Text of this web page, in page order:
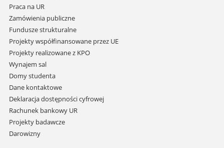
Praca na UR
Zamówienia publiczne
Fundusze strukturalne
Projekty współfinansowane przez UE
Projekty realizowane z KPO
Wynajem sal
Domy studenta
Dane kontaktowe
Deklaracja dostępności cyfrowej
Rachunek bankowy UR
Projekty badawcze
Darowizny